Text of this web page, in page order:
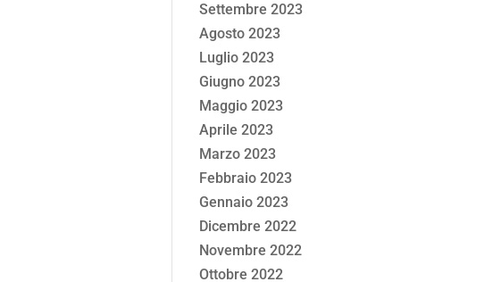
Settembre 2023
Agosto 2023
Luglio 2023
Giugno 2023
Maggio 2023
Aprile 2023
Marzo 2023
Febbraio 2023
Gennaio 2023
Dicembre 2022
Novembre 2022
Ottobre 2022